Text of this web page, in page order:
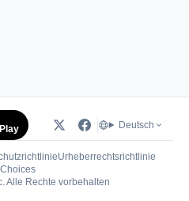
Deutsch
Urheberrechtsrichtlinie
(öffnet in neuem Tab)
Alle Rechte vorbehalten